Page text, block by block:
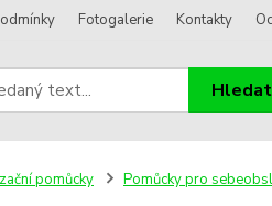
Fotogalerie Kontakty
Hledat
pomůcky Pomůcky pro